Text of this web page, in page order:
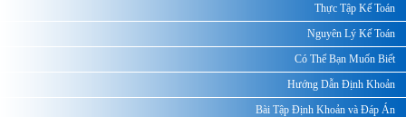
Thực Tập Kế Toán
Nguyên Lý Kế Toán
Có Thể Bạn Muốn Biết
Hướng Dẫn Định Khoản
Bài Tập Định Khoản và Đáp Án